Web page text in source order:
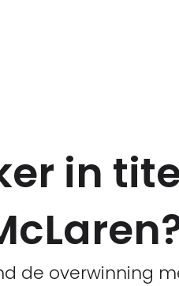
in
de overwinning